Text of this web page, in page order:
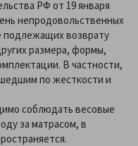
РФ от 19 января
непродовольственных
подлежащих возврату
размера, формы,
В частности,
по жесткости и
соблюдать весовые
за матрасом, в